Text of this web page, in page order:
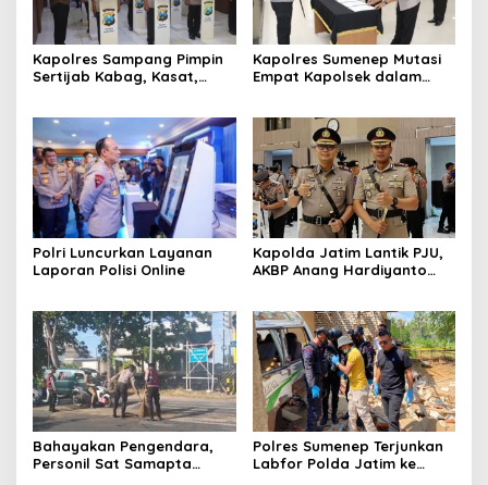
Kapolres Sampang Pimpin
Sertijab Kabag, Kasat,
Kapolres Sumenep Mutasi
Empat Kapolsek dalam
Polri Luncurkan Layanan
Laporan Polisi Online
Kapolda Jatim Lantik PJU,
AKBP Anang Hardiyanto
Bahayakan Pengendara,
Personil Sat Samapta
Polres Sumenep Terjunkan
Labfor Polda Jatim ke